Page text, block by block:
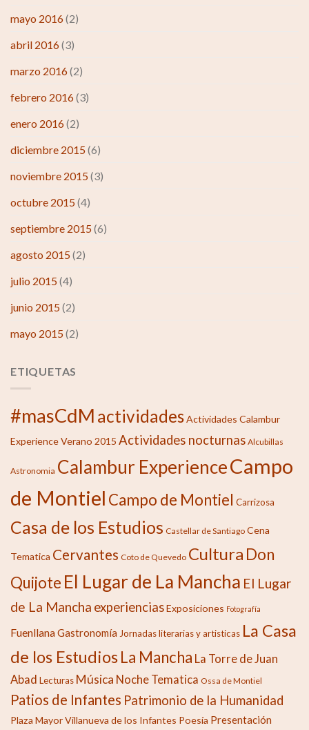
mayo 2016(2)
abril 2016(3)
marzo 2016(2)
febrero 2016(3)
enero 2016(2)
diciembre 2015(6)
noviembre 2015(3)
octubre 2015(4)
septiembre 2015(6)
agosto 2015(2)
julio 2015(4)
junio 2015(2)
mayo 2015(2)
ETIQUETAS
#masCdM actividadesActividades Calambur
Experience Verano 2015 Actividades nocturnas Alcubillas
Astronomia Calambur ExperienceCampo
de Montiel Campo de Montiel Carrizosa
Casa de los Estudios Castellar de Santiago Cena
Tematica Cervantes Coto de Quevedo Cultura Don
Quijote El Lugar de La Mancha El Lugar
de La Mancha experienciasExposiciones Fotografía
FuenllanaGastronomía Jornadas literarias y artisticas La Casa
de los EstudiosLa Mancha La Torre de Juan
Abad Lecturas Música Noche Tematica Ossa de Montiel
Patios de Infantes Patrimonio de la Humanidad
Plaza Mayor Villanueva de los Infantes Poesía Presentación